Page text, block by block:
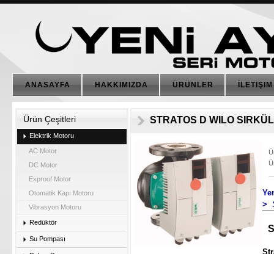
ANASAYFA HAKKIMIZDA ÜRÜNLER İLETIŞIM
Ürün Çeşitleri
Elektrik Motoru
AC Motor
DC Motor
Exproof Motor
Otomatik Kapı Motoru
Vibrasyon Motoru
Redüktör
Su Pompası
STRATOS D WILO
>